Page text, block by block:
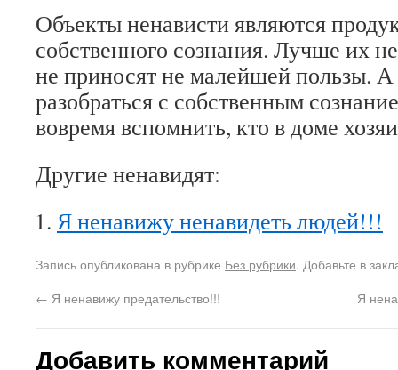
Объекты ненависти являются
собственного сознания. Лучше их
не приносят не малейшей пользы.
разобраться с собственным
вовремя вспомнить, кто в доме
Другие ненавидят:
Я ненавижу ненавидеть людей!!!
Запись опубликована в рубрике Без рубрики. Добавьте в
← Я ненавижу предательство!!! Я
Добавить комментарий